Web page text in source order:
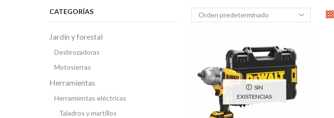
SIN
EXISTENCIAS
CATEGORÍAS
Jardín y forestal
Desbrozadoras
Motosierras
Herramientas
Herramientas eléctricas
Taladros y martillos